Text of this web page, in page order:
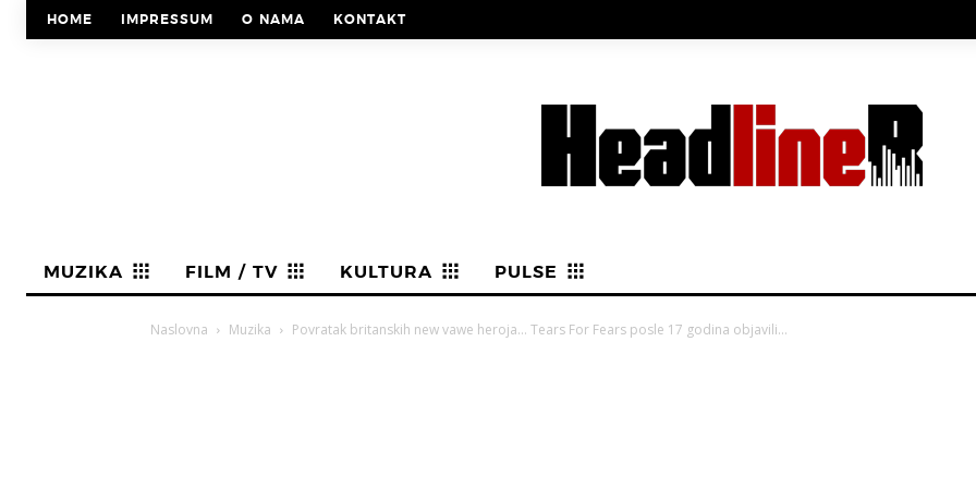
HOME IMPRESSUM O NAMA KONTAKT
MUZIKA FILM / TV KULTURA PULSE
Naslovna Muzika Povratak britanskih new vawe heroja… Tears For Fears posle 17 godina objavili...